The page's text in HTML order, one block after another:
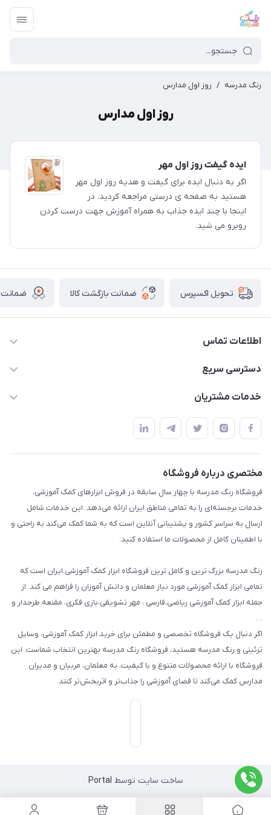
رنگ مدرسه / روز اول مدارس
روز اول مدارس
ایده گیفت روز اول مهر
اگر به دنبال ایده برای گیفت و هدیه روز اول مهر
هستید به صفحه ی درستی مراجعه کردید. در
اینجا با چند ایده جذاب به همراه آموزش جهت درست کردن
روبرو می شید.
تحویل اکسپرس ضمانت بازگشت کالا ضمانت
اطلاعات تماس
02136781755
دسترسی سریع
پلنر و دفتر
استایل معلم و دانش آموز
بازی و نمایش
تزئین کلاس
طرح های تشویقی
گیفت ها و جوایز
سایر محصولات
خدمات مشتریان
قوانین و مقررات
حریم خصوصی
مختصری درباره فروشگاه
فروشگاه رنگ مدرسه با چهار سال سابقه در فروش ابزارهای کمک آموزشی،
خدمات برجسته‌ای را به تمامی مناطق ایران ارائه می‌دهد. این خدمات شامل
ارسال به سراسر کشور و پشتیبانی آنلاین است که به شما کمک می‌کند به راحتی و
با اطمینان کامل از محصولات ما استفاده کنید.
رنگ مدرسه بزرگ ترین و کامل ترین فروشگاه ابزار کمک آموزشی ایران است که
تمامی ابزار کمک آموزشی مورد نیاز معلمان و دانش آموزان را فراهم می کند. از
جمله ابزار کمک آموزشی ریاضی،فارسی ، مهر تشویقی،بازی فکری، مقنعه طرحدار و
…
اگر دنبال یک فروشگاه تخصصی و مطمئن برای خرید ابزار کمک آموزشی، وسایل
تزئینی و رنگ مدرسه هستید، فروشگاه رنگ مدرسه بهترین انتخاب شماست. این
فروشگاه با ارائه محصولات متنوع و با کیفیت، به معلمان، مربیان و مدیران
مدارس کمک می‌کند تا فضای آموزشی را جذاب‌تر و اثربخش‌تر کنند.
ساخت سایت توسط Portal